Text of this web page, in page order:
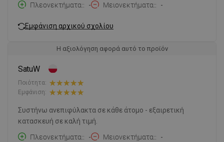
Πλεονεκτήματα:
- Μειονεκτήματα: -
Εμφάνιση αρχικού σχολίου
Η αξιολόγηση αφορά αυτό το προϊόν
SatuW
Ποιότητα:
Εμφάνιση:
Συστήνω ανεπιφύλακτα σε κάθε άτομο - εξαιρετική
κατασκευή σε καλή τιμή.
Πλεονεκτήματα:
- Μειονεκτήματα: -